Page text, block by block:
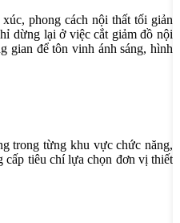
phong cách nội thất tối giản
dừng lại ở việc cắt giảm đồ nội
gian để tôn vinh ánh sáng, hình
trong từng khu vực chức năng,
cấp tiêu chí lựa chọn đơn vị thiết